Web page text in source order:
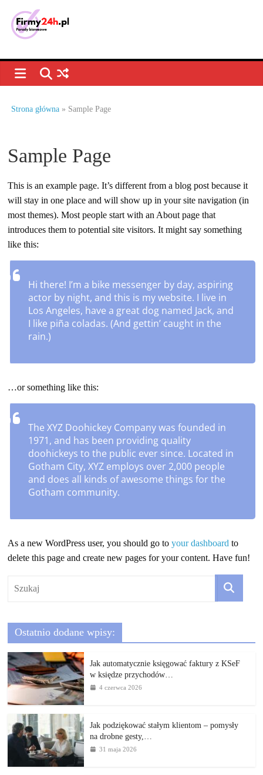
contentPorady
biznesowe,
dla
–
jak
prowadzić
działalność
gospodarczą.
Porady
biznesowe
Strona główna » Sample Page
Sample Page
This is an example page. It’s different from a blog post because it
will stay in one place and will show up in your site navigation (in
most themes). Most people start with an About page that
introduces them to potential site visitors. It might say something
like this:
Hi there! I’m a bike messenger by day, aspiring
actor by night, and this is my website. I live in
Los Angeles, have a great dog named Jack, and
I like piña coladas. (And gettin’ caught in the
rain.)
…or something like this:
The XYZ Doohickey Company was founded in
1971, and has been providing quality
doohickeys to the public ever since. Located in
Gotham City, XYZ employs over 2,000 people
and does all kinds of awesome things for the
Gotham community.
As a new WordPress user, you should go toyour dashboard to
delete this page and create new pages for your content. Have fun!
Ostatnio dodane wpisy:
Jak automatycznie księgować faktury z KSeF
w księdze przychodów…
4 czerwca 2026
Jak podziękować stałym klientom – pomysły
na drobne gesty,…
31 maja 2026